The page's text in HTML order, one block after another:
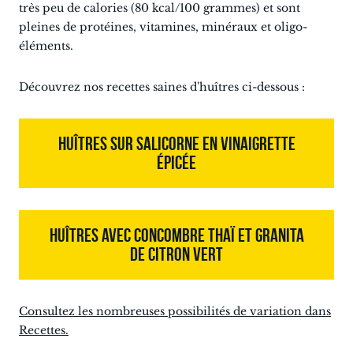
très peu de calories (80 kcal/100 grammes) et sont
pleines de protéines, vitamines, minéraux et oligo-
éléments.
Découvrez nos recettes saines d'huîtres ci-dessous :
HUÎTRES SUR SALICORNE EN VINAIGRETTE
ÉPICÉE
HUÎTRES AVEC CONCOMBRE THAÏ ET GRANITA
DE CITRON VERT
Consultez les nombreuses possibilités de variation dans
Recettes.